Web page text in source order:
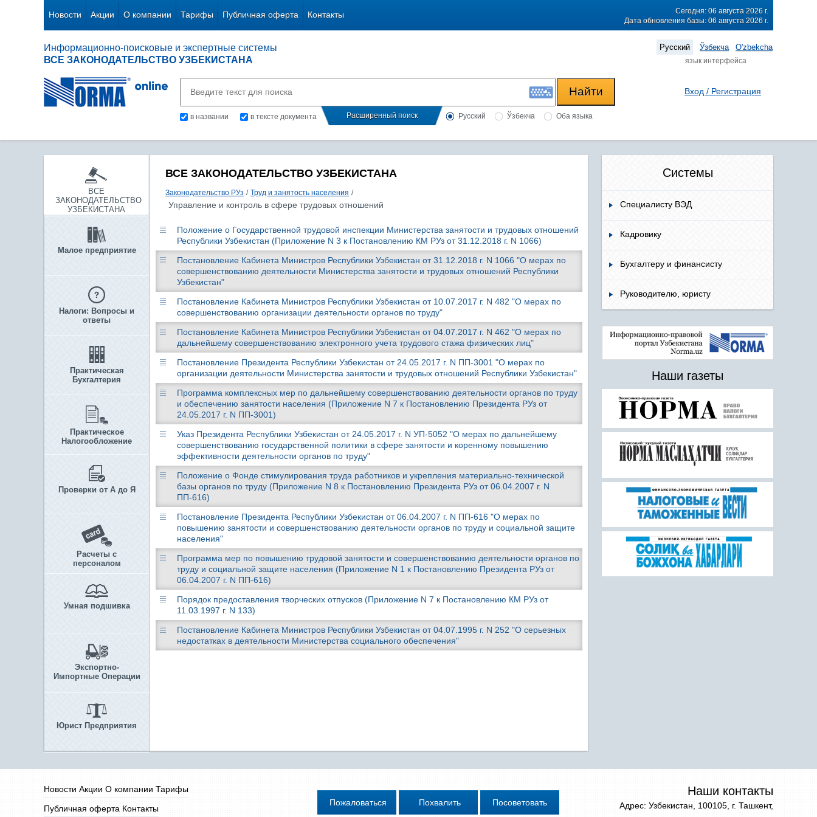
Новости Акции О компании Тарифы Публичная оферта Контакты
Сегодня: 06 августа 2026 г.
Дата обновления базы: 06 августа 2026 г.
Информационно-поисковые и экспертные системы
ВСЕ ЗАКОНОДАТЕЛЬСТВО УЗБЕКИСТАНА
Русский Ўзбекча O'zbekcha
язык интерфейса
в названии в тексте документа Расширенный поиск Русский Ўзбекча Оба языка
Вход / Регистрация
ВСЕ
ЗАКОНОДАТЕЛЬСТВО
УЗБЕКИСТАНА
Малое предприятие
Налоги: Вопросы и
ответы
Практическая
Бухгалтерия
Практическое
Налогообложение
Проверки от А до Я
Расчеты с
персоналом
Умная подшивка
Экспортно-
Импортные Операции
Юрист Предприятия
ВСЕ ЗАКОНОДАТЕЛЬСТВО УЗБЕКИСТАНА
Законодательство РУз / Труд и занятость населения /
Управление и контроль в сфере трудовых отношений
Положение о Государственной трудовой инспекции Министерства занятости и трудовых отношений
Республики Узбекистан (Приложение N 3 к Постановлению КМ РУз от 31.12.2018 г. N 1066)
Постановление Кабинета Министров Республики Узбекистан от 31.12.2018 г. N 1066 "О мерах по
совершенствованию деятельности Министерства занятости и трудовых отношений Республики
Узбекистан"
Постановление Кабинета Министров Республики Узбекистан от 10.07.2017 г. N 482 "О мерах по
совершенствованию организации деятельности органов по труду"
Постановление Кабинета Министров Республики Узбекистан от 04.07.2017 г. N 462 "О мерах по
дальнейшему совершенствованию электронного учета трудового стажа физических лиц"
Постановление Президента Республики Узбекистан от 24.05.2017 г. N ПП-3001 "О мерах по
организации деятельности Министерства занятости и трудовых отношений Республики Узбекистан"
Программа комплексных мер по дальнейшему совершенствованию деятельности органов по труду
и обеспечению занятости населения (Приложение N 7 к Постановлению Президента РУз от
24.05.2017 г. N ПП-3001)
Указ Президента Республики Узбекистан от 24.05.2017 г. N УП-5052 "О мерах по дальнейшему
совершенствованию государственной политики в сфере занятости и коренному повышению
эффективности деятельности органов по труду"
Положение о Фонде стимулирования труда работников и укрепления материально-технической
базы органов по труду (Приложение N 8 к Постановлению Президента РУз от 06.04.2007 г. N
ПП-616)
Постановление Президента Республики Узбекистан от 06.04.2007 г. N ПП-616 "О мерах по
повышению занятости и совершенствованию деятельности органов по труду и социальной защите
населения"
Программа мер по повышению трудовой занятости и совершенствованию деятельности органов по
труду и социальной защите населения (Приложение N 1 к Постановлению Президента РУз от
06.04.2007 г. N ПП-616)
Порядок предоставления творческих отпусков (Приложение N 7 к Постановлению КМ РУз от
11.03.1997 г. N 133)
Постановление Кабинета Министров Республики Узбекистан от 04.07.1995 г. N 252 "О серьезных
недостатках в деятельности Министерства социального обеспечения"
Системы
Специалисту ВЭД
Кадровику
Бухгалтеру и финансисту
Руководителю, юристу
Наши газеты
Новости Акции О компании Тарифы
Публичная оферта Контакты
Наши контакты
Адрес: Узбекистан, 100105, г. Ташкент,